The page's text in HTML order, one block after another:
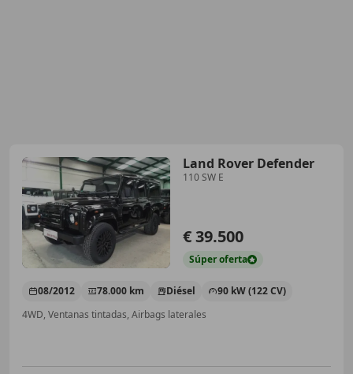
Land Rover Defender
110 SW E
€ 39.500
Súperoferta
08/2012 78.000 km Diésel
90 kW (122 CV)
4WD, Ventanas tintadas, Airbags laterales